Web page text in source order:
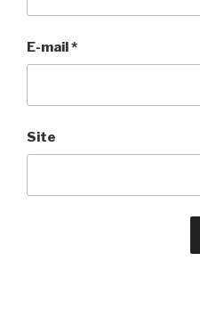
E-mail*
Site